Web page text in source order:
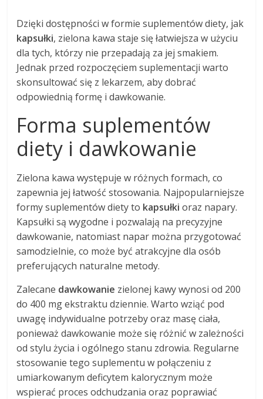
Dzięki dostępności w formie suplementów diety, jak
kapsułki, zielona kawa staje się łatwiejsza w użyciu
dla tych, którzy nie przepadają za jej smakiem.
Jednak przed rozpoczęciem suplementacji warto
skonsultować się z lekarzem, aby dobrać
odpowiednią formę i dawkowanie.
Forma suplementów
diety i dawkowanie
Zielona kawa występuje w różnych formach, co
zapewnia jej łatwość stosowania. Najpopularniejsze
formy suplementów diety to kapsułki oraz napary.
Kapsułki są wygodne i pozwalają na precyzyjne
dawkowanie, natomiast napar można przygotować
samodzielnie, co może być atrakcyjne dla osób
preferujących naturalne metody.
Zalecane dawkowanie zielonej kawy wynosi od 200
do 400 mg ekstraktu dziennie. Warto wziąć pod
uwagę indywidualne potrzeby oraz masę ciała,
ponieważ dawkowanie może się różnić w zależności
od stylu życia i ogólnego stanu zdrowia. Regularne
stosowanie tego suplementu w połączeniu z
umiarkowanym deficytem kalorycznym może
wspierać proces odchudzania oraz poprawiać